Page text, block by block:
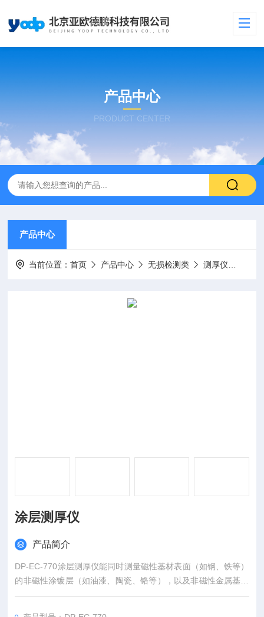
产品中心
PRODUCT CENTER
产品中心
当前位置：首页 产品中心 无损检测类 测厚仪
涂层测厚仪
产品简介
DP-EC-770涂层测厚仪能同时测量磁性基材表面（如钢、铁等）
的非磁性涂镀层（如油漆、陶瓷、铬等），以及非磁性金属基材
表面的非导电涂镀层（如油漆等）。